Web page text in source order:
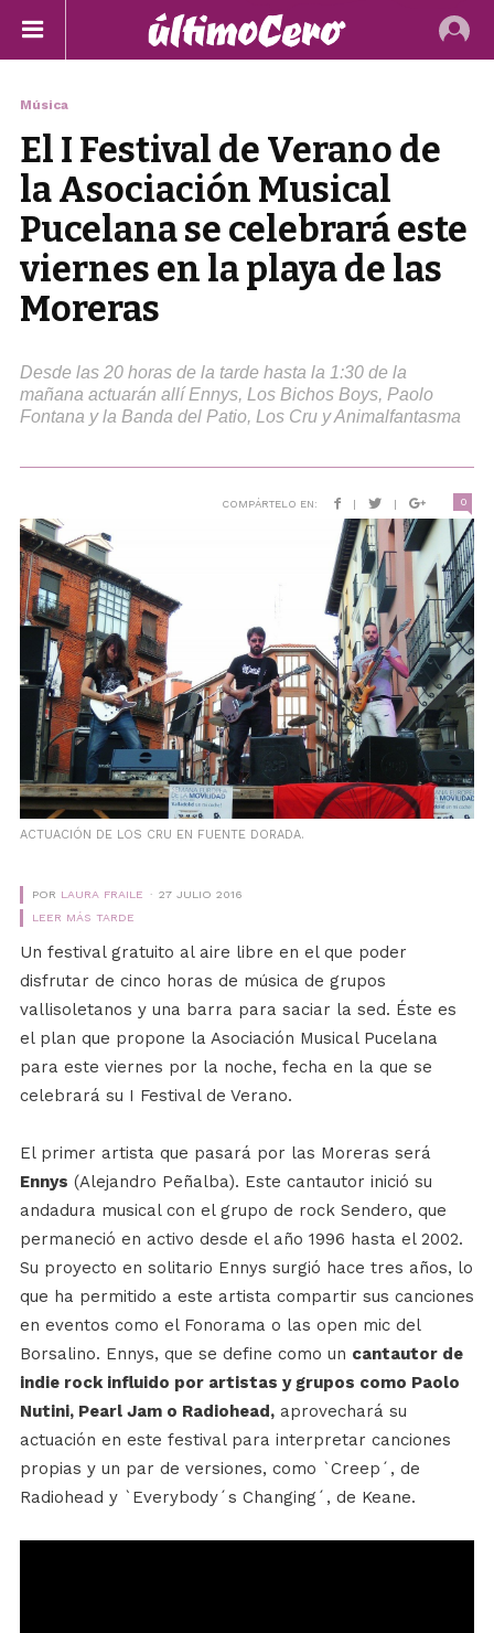
Música
El I Festival de Verano de
la Asociación Musical
Pucelana se celebrará este
viernes en la playa de las
Moreras
Desde las 20 horas de la tarde hasta la 1:30 de la
mañana actuarán allí Ennys, Los Bichos Boys, Paolo
Fontana y la Banda del Patio, Los Cru y Animalfantasma
COMPÁRTELO EN: | | 0
ACTUACIÓN DE LOS CRU EN FUENTE DORADA.
POR LAURA FRAILE
27 JULIO 2016
LEER MÁS TARDE
Un festival gratuito al aire libre en el que poder
disfrutar de cinco horas de música de grupos
vallisoletanos y una barra para saciar la sed. Éste es
el plan que propone la Asociación Musical Pucelana
para este viernes por la noche, fecha en la que se
celebrará su I Festival de Verano.
El primer artista que pasará por las Moreras será
Ennys (Alejandro Peñalba). Este cantautor inició su
andadura musical con el grupo de rock Sendero, que
permaneció en activo desde el año 1996 hasta el 2002.
Su proyecto en solitario Ennys surgió hace tres años, lo
que ha permitido a este artista compartir sus canciones
en eventos como el Fonorama o las open mic del
Borsalino. Ennys, que se define como un cantautor de
indie rock influido por artistas y grupos como Paolo
Nutini, Pearl Jam o Radiohead,aprovechará su
actuación en este festival para interpretar canciones
propias y un par de versiones, como `Creep´, de
Radiohead y `Everybody´s Changing´, de Keane.